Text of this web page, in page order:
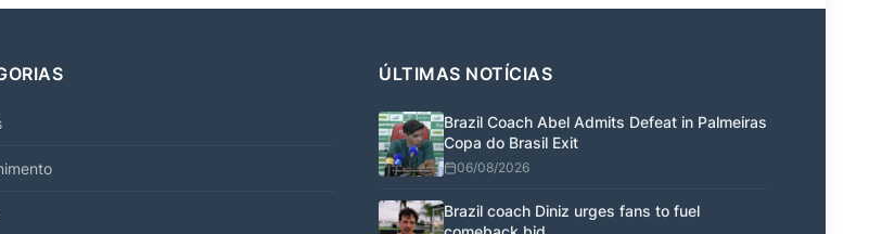
ÚLTIMAS NOTÍCIAS
Brazil Coach Abel Admits Defeat in Palmeiras
Copa do Brasil Exit
06/08/2026
Brazil coach Diniz urges fans to fuel